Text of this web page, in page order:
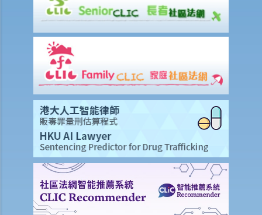
4. 甚么是种族?
5. 《种族歧视条例》适用于基于宗教的歧视行为吗？
6. 何谓种族歧视？
7. 何谓使人受害的歧视？
8. 甚么是种族骚扰?
9. 甚么是种族中伤？
10. 雇主可否因为我是菲律宾人，不能阅读中文，而拒绝面试或向我提
供其机构内的职位？
举例说明
如何投诉
1. 如我想向平等机会委员会投诉，将要提供甚么资料？我应如何作出投
2. 提出投诉有没有时间上的规限？
3. 可否集体提出投诉？作为受屈人士（受歧视者），我是否必需要亲身